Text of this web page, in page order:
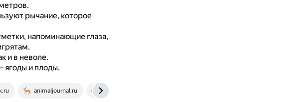
рычание, которое
напоминающие глаза,
и в неволе.
ягоды и плоды.
animaljournal.ru zoogalaktika.ru